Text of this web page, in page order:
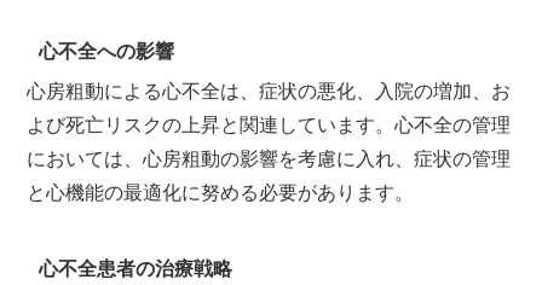
心不全への影響
心房粗動による心不全は、症状の悪化、入院の増加、お
よび死亡リスクの上昇と関連しています。心不全の管理
においては、心房粗動の影響を考慮に入れ、症状の管理
と心機能の最適化に努める必要があります。
心不全患者の治療戦略